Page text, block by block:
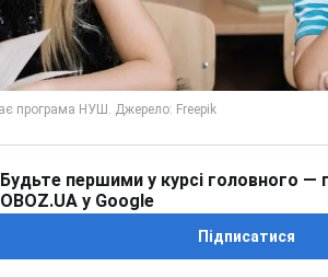
Будьте першими у курсі головного —
OBOZ.UA у Google
Підписатися